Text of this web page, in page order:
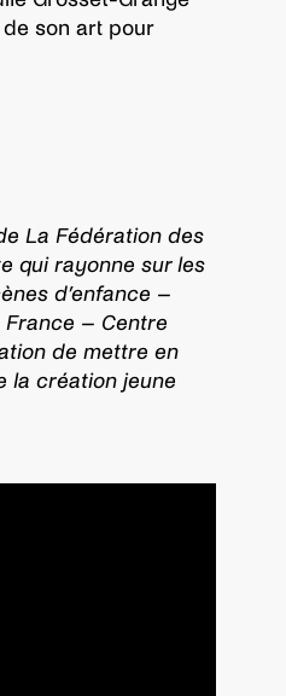
son art pour
La Fédération des
qui rayonne sur les
d’enfance –
France – Centre
de mettre en
la création jeune